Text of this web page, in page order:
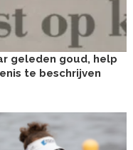
geleden goud, help
te beschrijven